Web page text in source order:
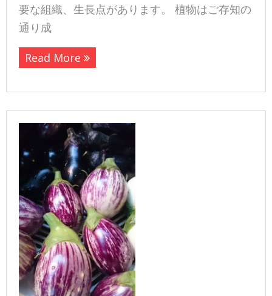
要な組織、生長点があります。 植物はご存知の
通り成
Read More